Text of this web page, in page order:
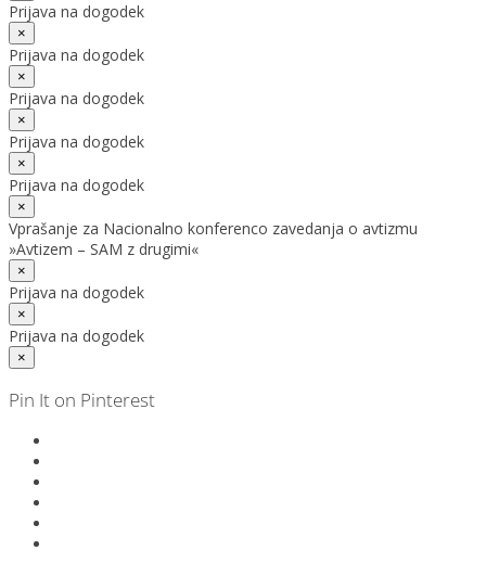
Prijava na dogodek
×
Prijava na dogodek
×
Prijava na dogodek
×
Prijava na dogodek
×
Prijava na dogodek
×
Vprašanje za Nacionalno konferenco zavedanja o avtizmu
»Avtizem – SAM z drugimi«
×
Prijava na dogodek
×
Prijava na dogodek
×
Pin It on Pinterest